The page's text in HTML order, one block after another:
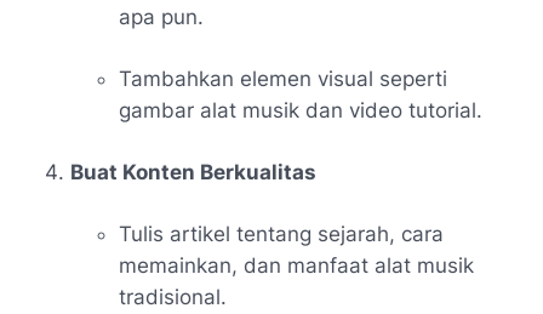
apa pun.
Tambahkan elemen visual seperti
gambar alat musik dan video tutorial.
Buat Konten Berkualitas
Tulis artikel tentang sejarah, cara
memainkan, dan manfaat alat musik
tradisional.